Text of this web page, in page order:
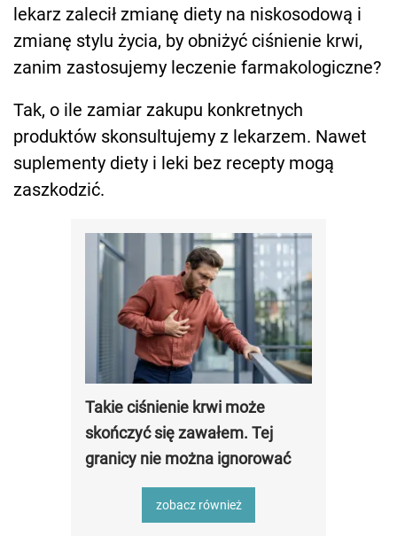
lekarz zalecił zmianę diety na niskosodową i
zmianę stylu życia, by obniżyć ciśnienie krwi,
zanim zastosujemy leczenie farmakologiczne?
Tak, o ile zamiar zakupu konkretnych
produktów skonsultujemy z lekarzem. Nawet
suplementy diety i leki bez recepty mogą
zaszkodzić.
Takie ciśnienie krwi może
skończyć się zawałem. Tej
granicy nie można ignorować
zobacz również